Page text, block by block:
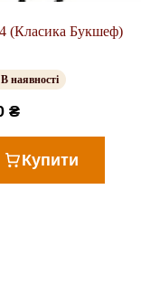
(Класика Букшеф)
В наявності
₴
Купити